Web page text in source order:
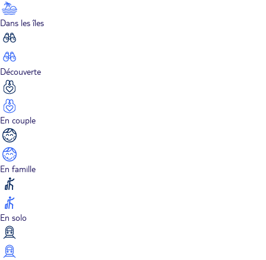
Dans les îles
Découverte
En couple
En famille
En solo